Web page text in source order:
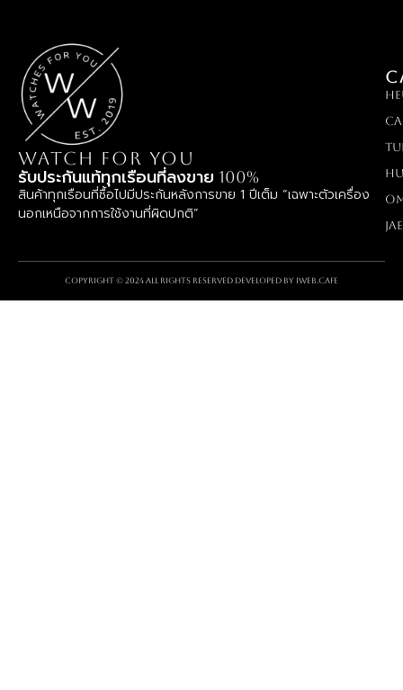
WATCH FOR YOU
รับประกันแท้ทุกเรือนที่ลงขาย 100%
สินค้าทุกเรือนที่ซื้อไปมีประกันหลังการขาย 1 ปีเต็ม “เฉพาะตัวเครื่อง
นอกเหนือจากการใช้งานที่ผิดปกติ”
Copyright © 2024 All rights reserved Developed by iWeb.cafe